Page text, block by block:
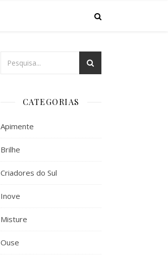
CATEGORIAS
Apimente
Brilhe
Criadores do Sul
Inove
Misture
Ouse